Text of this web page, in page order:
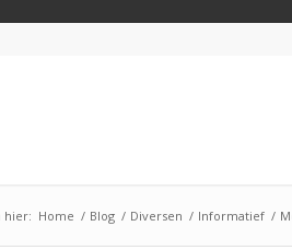
hier: Home / Blog / Diversen / Informatief /